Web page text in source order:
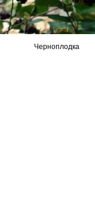
Черноплодка